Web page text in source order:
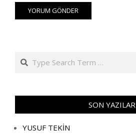
Search
SON YAZILAR
YUSUF TEKİN